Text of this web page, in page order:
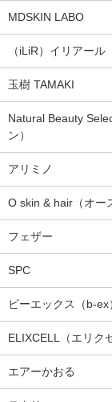
MDSKIN LABO
（iLiR）イリアール
玉樹 TAMAKI
Natural Beauty
ン）
アリミノ
O skin & hair（オー
フェザー
SPC
ビーエックス（b-ex
ELIXCELL（エリク
エアーかおる